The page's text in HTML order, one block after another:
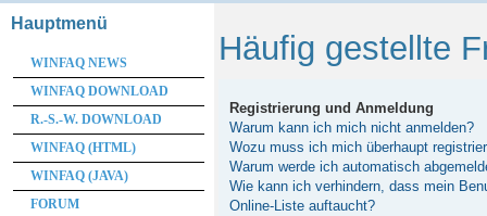
Häufig gestellte
Registrierung und Anmeldung
Warum kann ich mich nicht anmelden?
Wozu muss ich mich überhaupt
Warum werde ich automatisch
Wie kann ich verhindern, dass mein
Online-Liste auftaucht?
Hauptmenü
WINFAQ NEWS
WINFAQ DOWNLOAD
R.-S.-W. DOWNLOAD
WINFAQ (HTML)
WINFAQ (JAVA)
FORUM